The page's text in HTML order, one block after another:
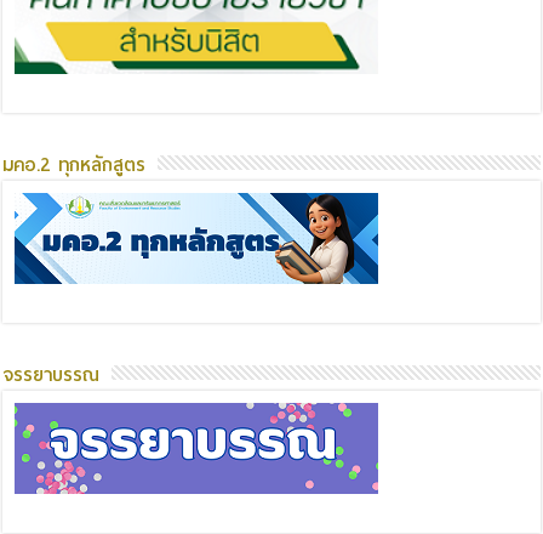
มคอ.2 ทุกหลักสูตร
จรรยาบรรณ